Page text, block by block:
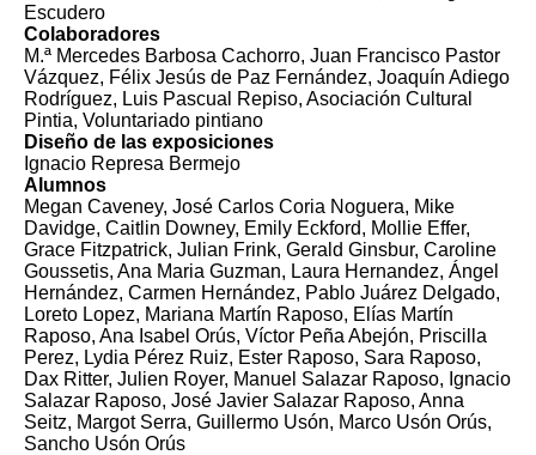
Escudero
Colaboradores
M.ª Mercedes Barbosa Cachorro, Juan Francisco Pastor
Vázquez, Félix Jesús de Paz Fernández, Joaquín Adiego
Rodríguez, Luis Pascual Repiso, Asociación Cultural
Pintia, Voluntariado pintiano
Diseño de las exposiciones
Ignacio Represa Bermejo
Alumnos
Megan Caveney, José Carlos Coria Noguera, Mike
Davidge, Caitlin Downey, Emily Eckford, Mollie Effer,
Grace Fitzpatrick, Julian Frink, Gerald Ginsbur, Caroline
Goussetis, Ana Maria Guzman, Laura Hernandez, Ángel
Hernández, Carmen Hernández, Pablo Juárez Delgado,
Loreto Lopez, Mariana Martín Raposo, Elías Martín
Raposo, Ana Isabel Orús, Víctor Peña Abejón, Priscilla
Perez, Lydia Pérez Ruiz, Ester Raposo, Sara Raposo,
Dax Ritter, Julien Royer, Manuel Salazar Raposo, Ignacio
Salazar Raposo, José Javier Salazar Raposo, Anna
Seitz, Margot Serra, Guillermo Usón, Marco Usón Orús,
Sancho Usón Orús